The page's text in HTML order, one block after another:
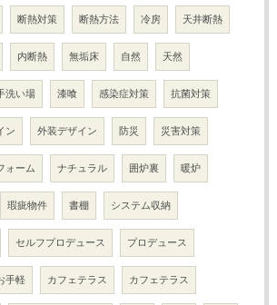
断熱対策 断熱方法 冷房 天井断熱
内断熱 無垢床 自然 天然
洗い場 漆喰 感染症対策 抗菌対策
ン 外装デザイン 防災 災害対策
ォーム ナチュラル 囲炉裏 暖炉
瑕疵物件 書棚 システム収納
セルフプロデュース プロデュース
手軽 カフェテラス カフェテラス